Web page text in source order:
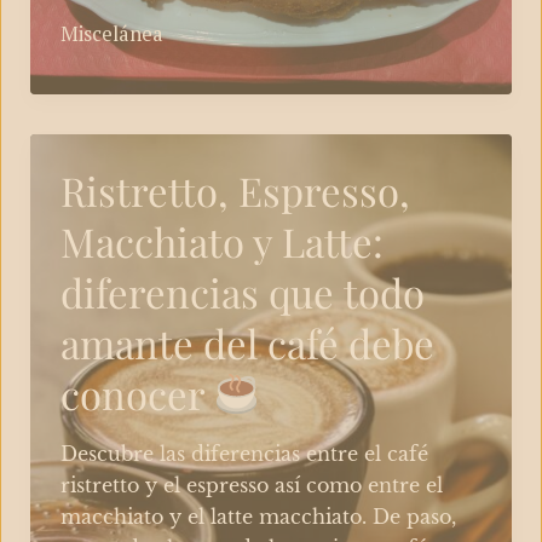
cachopo
que
hizo
a
los
niños
Miscelánea
Ristretto, Espresso,
Macchiato y Latte:
diferencias que todo
amante del café debe
conocer
Descubre las diferencias entre el café
ristretto y el espresso así como entre el
macchiato y el latte macchiato. De paso,